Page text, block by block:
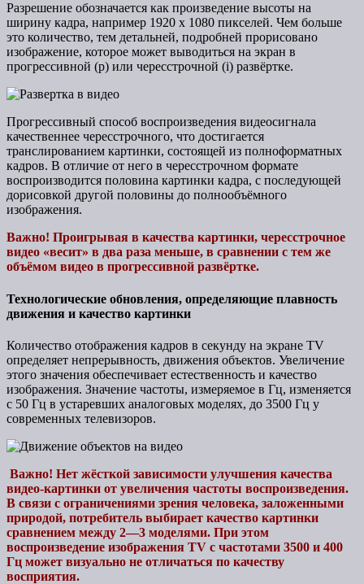
Разрешение обозначается как произведение высоты на
ширину кадра, например 1920 х 1080 пикселей. Чем больше
это количество, тем детальней, подробней прорисовано
изображение, которое может выводиться на экран в
прогрессивной (р) или чересстрочной (i) развёртке.
Прогрессивный способ воспроизведения видеосигнала
качественнее чересстрочного, что достигается
транслированием картинки, состоящей из полноформатных
кадров. В отличие от него в чересстрочном формате
воспроизводится половина картинки кадра, с последующей
дорисовкой другой половины до полнообъёмного
изображения.
Важно! Проигрывая в качества картинки, чересстрочное
видео «весит» в два раза меньше, в сравнении с тем же
объёмом видео в прогрессивной развёртке.
Технологические обновления, определяющие плавность
движения и качество картинки
Количество отображения кадров в секунду на экране TV
определяет непрерывность, движения объектов. Увеличение
этого значения обеспечивает естественность и качество
изображения. Значение частоты, измеряемое в Гц, изменяется
с 50 Гц в устаревших аналоговых моделях, до 3500 Гц у
современных телевизоров.
Важно! Нет жёсткой зависимости улучшения качества
видео-картинки от увеличения частоты воспроизведения.
В связи с ограничениями зрения человека, заложенными
природой, потребитель выбирает качество картинки
сравнением между 2—3 моделями. При этом
воспроизведение изображения TV с частотами 3500 и 400
Гц может визуально не отличаться по качеству
восприятия.